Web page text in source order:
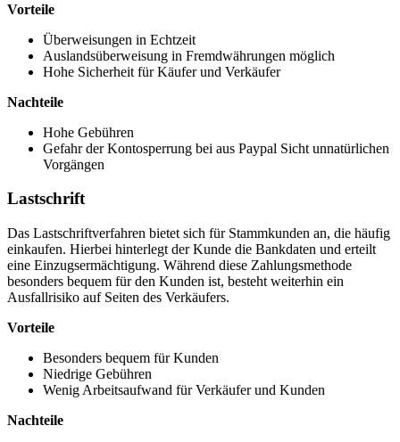
Vorteile
Überweisungen in Echtzeit
Auslandsüberweisung in Fremdwährungen möglich
Hohe Sicherheit für Käufer und Verkäufer
Nachteile
Hohe Gebühren
Gefahr der Kontosperrung bei aus Paypal Sicht unnatürlichen
Vorgängen
Lastschrift
Das Lastschriftverfahren bietet sich für Stammkunden an, die häufig
einkaufen. Hierbei hinterlegt der Kunde die Bankdaten und erteilt
eine Einzugsermächtigung. Während diese Zahlungsmethode
besonders bequem für den Kunden ist, besteht weiterhin ein
Ausfallrisiko auf Seiten des Verkäufers.
Vorteile
Besonders bequem für Kunden
Niedrige Gebühren
Wenig Arbeitsaufwand für Verkäufer und Kunden
Nachteile